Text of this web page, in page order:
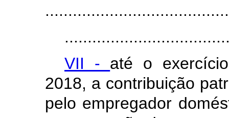
VII - até o
2018, a contribuição
pelo empregador